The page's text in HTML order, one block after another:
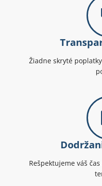
Žiadne skryté
Rešpektujeme váš